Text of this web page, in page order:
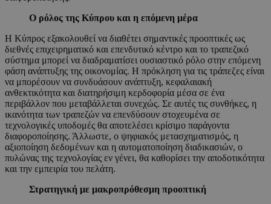
Ο ρόλος της Κύπρου και η επόμενη μέρα
Η Κύπρος εξακολουθεί να διαθέτει σημαντικές προοπτικές ως
διεθνές επιχειρηματικό και επενδυτικό κέντρο και το τραπεζικό
σύστημα μπορεί να διαδραματίσει ουσιαστικό ρόλο στην επόμενη
φάση ανάπτυξης της οικονομίας. Η πρόκληση για τις τράπεζες είναι
να μπορέσουν να συνδυάσουν ανάπτυξη, κεφαλαιακή
ανθεκτικότητα και διατηρήσιμη κερδοφορία μέσα σε ένα
περιβάλλον που μεταβάλλεται συνεχώς. Σε αυτές τις συνθήκες, η
ικανότητα των τραπεζών να επενδύσουν στοχευμένα σε
τεχνολογικές υποδομές θα αποτελέσει κρίσιμο παράγοντα
διαφοροποίησης. Άλλωστε, ο ψηφιακός μετασχηματισμός, η
αξιοποίηση δεδομένων και η αυτοματοποίηση διαδικασιών, ο
πυλώνας της τεχνολογίας εν γένει, θα καθορίσει την αποδοτικότητα
και την εμπειρία του πελάτη.
Στρατηγική με μακροπρόθεσμη προοπτική